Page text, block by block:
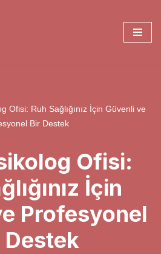
Ofisi: Ruh Sağlığınız İçin Güvenli ve
Bir Destek
Ofisi:
İçin
Profesyonel
Destek